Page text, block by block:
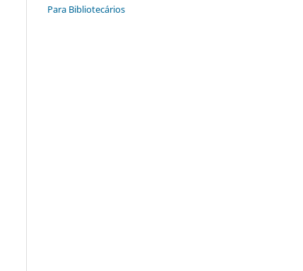
Para Bibliotecários